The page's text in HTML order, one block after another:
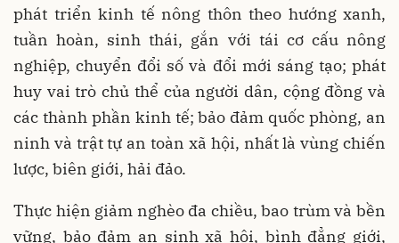
phát triển kinh tế nông thôn theo hướng xanh,
tuần hoàn, sinh thái, gắn với tái cơ cấu nông
nghiệp, chuyển đổi số và đổi mới sáng tạo; phát
huy vai trò chủ thể của người dân, cộng đồng và
các thành phần kinh tế; bảo đảm quốc phòng, an
ninh và trật tự an toàn xã hội, nhất là vùng chiến
lược, biên giới, hải đảo.
Thực hiện giảm nghèo đa chiều, bao trùm và bền
vững, bảo đảm an sinh xã hội, bình đẳng giới,